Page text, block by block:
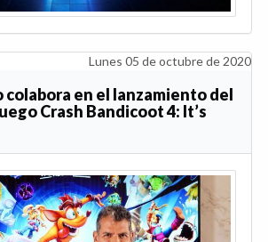
Lunes 05 de octubre de 2020
colabora en el lanzamiento del
Crash Bandicoot 4: It’s